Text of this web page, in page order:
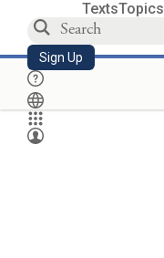
TextsTopics
Sign Up